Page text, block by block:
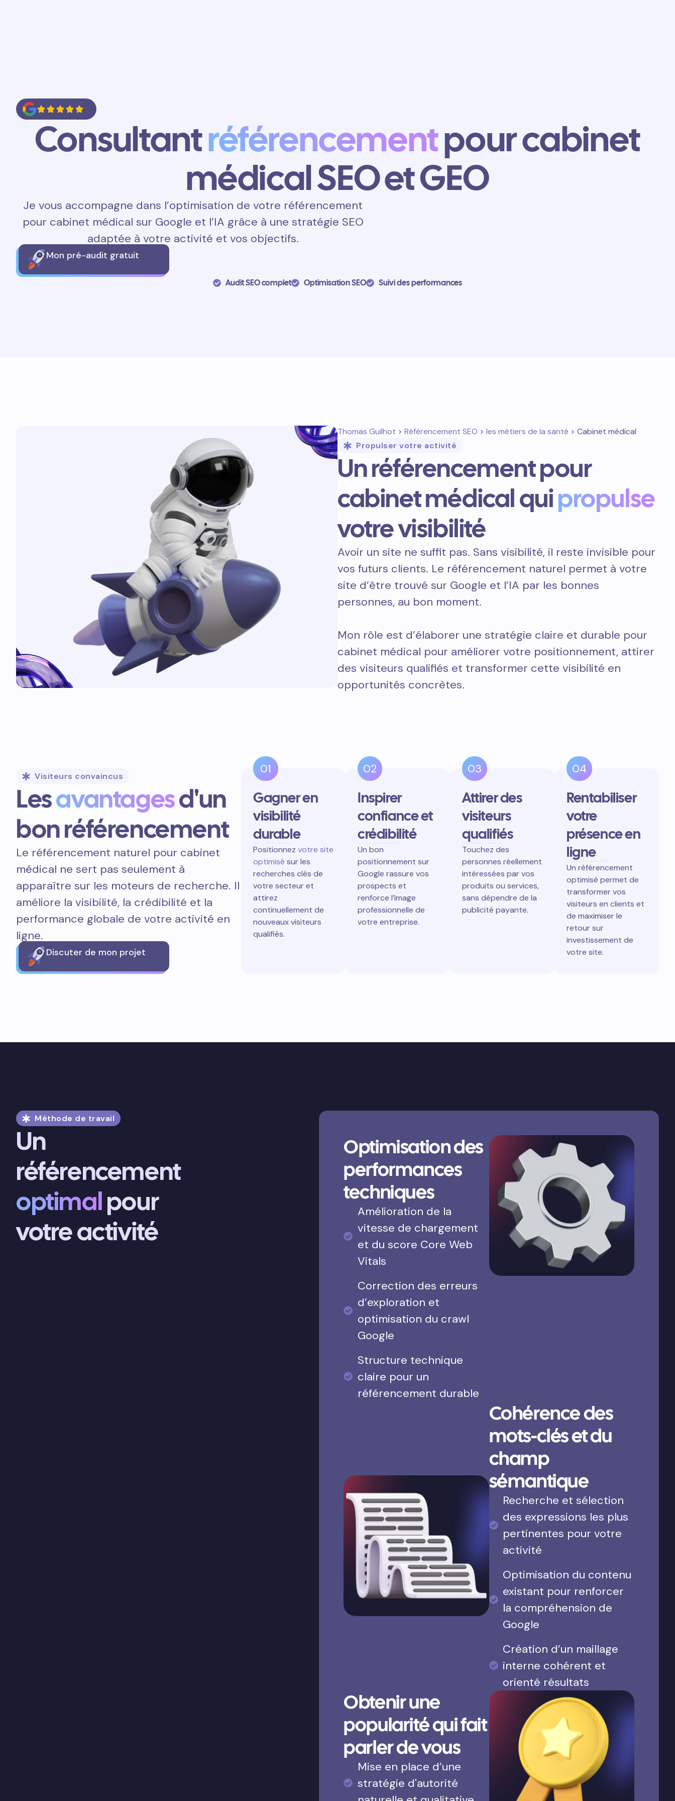
Consultantréférencementpour cabinet
médical SEO et GEO
Je vous accompagne dans l’optimisation de votre référencement
pour cabinet médical sur Google et l’IA grâce à une stratégie SEO
adaptée à votre activité et vos objectifs.
Mon pré-audit gratuit
Audit SEO complet Optimisation SEO Suivi des performances
Thomas Guilhot > Référencement SEO > les métiers de la santé > Cabinet médical
Propulser votre activité
Un référencement pour
cabinet médical quipropulse
votre visibilité
Avoir un site ne suffit pas. Sans visibilité, il reste invisible pour
vos futurs clients. Le référencement naturel permet à votre
site d’être trouvé sur Google et l’IA par les bonnes
personnes, au bon moment.
Mon rôle est d’élaborer une stratégie claire et durable pour
cabinet médical pour améliorer votre positionnement, attirer
des visiteurs qualifiés et transformer cette visibilité en
opportunités concrètes.
Visiteurs convaincus
Lesavantagesd'un
bon référencement
Le référencement naturel pour cabinet
médical ne sert pas seulement à
apparaître sur les moteurs de recherche. Il
améliore la visibilité, la crédibilité et la
performance globale de votre activité en
ligne.
Discuter de mon projet
01
Gagner en
visibilité
durable
Positionnez votre site
optimisé sur les
recherches clés de
votre secteur et
attirez
continuellement de
nouveaux visiteurs
qualifiés.
02
Inspirer
confiance et
crédibilité
Un bon
positionnement sur
Google rassure vos
prospects et
renforce l’image
professionnelle de
votre entreprise.
03
Attirer des
visiteurs
qualifiés
Touchez des
personnes réellement
intéressées par vos
produits ou services,
sans dépendre de la
publicité payante.
04
Rentabiliser
votre
présence en
ligne
Un référencement
optimisé permet de
transformer vos
visiteurs en clients et
de maximiser le
retour sur
investissement de
votre site.
Méthode de travail
Un
référencement
optimalpour
votre activité
Optimisation des
performances
techniques
Amélioration de la
vitesse de chargement
et du score Core Web
Vitals
Correction des erreurs
d’exploration et
optimisation du crawl
Google
Structure technique
claire pour un
référencement durable
Cohérence des
mots-clés et du
champ
sémantique
Recherche et sélection
des expressions les plus
pertinentes pour votre
activité
Optimisation du contenu
existant pour renforcer
la compréhension de
Google
Création d’un maillage
interne cohérent et
orienté résultats
Obtenir une
popularité qui fait
parler de vous
Mise en place d’une
stratégie d'autorité